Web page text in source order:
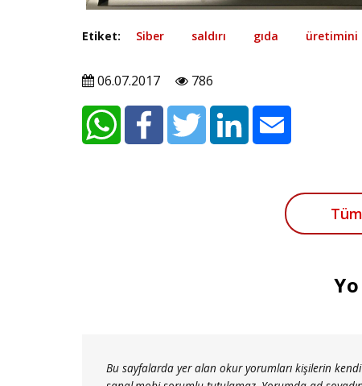
Etiket: Siber saldırı gıda üretimini
06.07.2017 786
Bu sayfalarda yer alan okur yorumları kişilerin